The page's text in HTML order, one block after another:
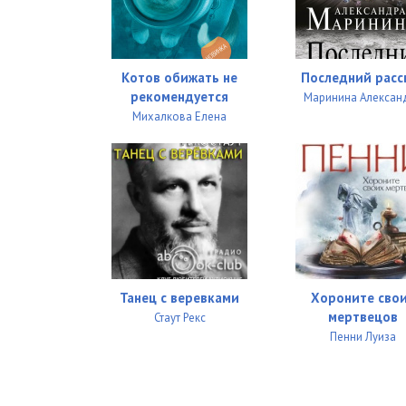
01_03_02
01_03_03
01_03_04
01_03_05
01_03_06
01_03_07
01_03_08
01_03_09
01_03_10
Котов обижать не
рекомендуется
Михалкова Елена
Последний
Маринина
Танец с веревками
Стаут Рекс
Хороните
мертвецов
Пенни Луиза